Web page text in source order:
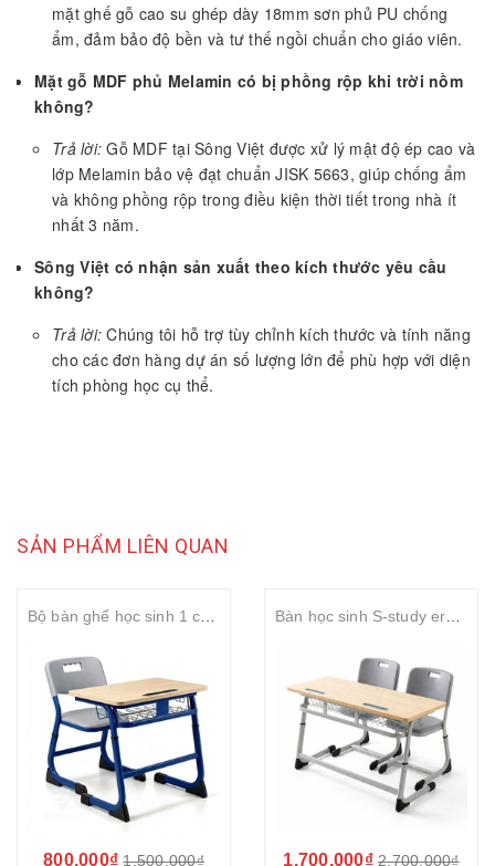
mặt ghế gỗ cao su ghép dày 18mm sơn phủ PU chống
ẩm, đảm bảo độ bền và tư thế ngồi chuẩn cho giáo viên.
Mặt gỗ MDF phủ Melamin có bị phồng rộp khi trời nồm
không?
Trả lời: Gỗ MDF tại Sông Việt được xử lý mật độ ép cao và
lớp Melamin bảo vệ đạt chuẩn JISK 5663, giúp chống ẩm
và không phồng rộp trong điều kiện thời tiết trong nhà ít
nhất 3 năm.
Sông Việt có nhận sản xuất theo kích thước yêu cầu
không?
Trả lời: Chúng tôi hỗ trợ tùy chỉnh kích thước và tính năng
cho các đơn hàng dự án số lượng lớn để phù hợp với diện
tích phòng học cụ thể.
SẢN PHẨM LIÊN QUAN
800.000₫ 1.500.000₫ 1.700.000₫ 2.700.000₫